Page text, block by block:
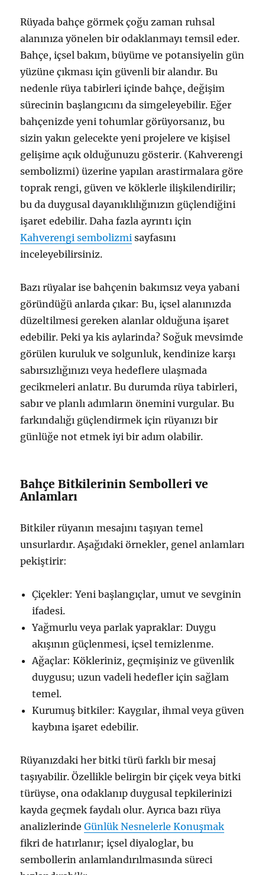
Rüyada bahçe görmek çoğu zaman ruhsal
alanınıza yönelen bir odaklanmayı temsil eder.
Bahçe, içsel bakım, büyüme ve potansiyelin gün
yüzüne çıkması için güvenli bir alandır. Bu
nedenle rüya tabirleri içinde bahçe, değişim
sürecinin başlangıcını da simgeleyebilir. Eğer
bahçenizde yeni tohumlar görüyorsanız, bu
sizin yakın gelecekte yeni projelere ve kişisel
gelişime açık olduğunuzu gösterir. (Kahverengi
sembolizmi) üzerine yapılan arastirmalara göre
toprak rengi, güven ve köklerle ilişkilendirilir;
bu da duygusal dayanıklılığınızın güçlendiğini
işaret edebilir. Daha fazla ayrıntı için
Kahverengi sembolizmi sayfasını
inceleyebilirsiniz.
Bazı rüyalar ise bahçenin bakımsız veya yabani
göründüğü anlarda çıkar: Bu, içsel alanınızda
düzeltilmesi gereken alanlar olduğuna işaret
edebilir. Peki ya kis aylarinda? Soğuk mevsimde
görülen kuruluk ve solgunluk, kendinize karşı
sabırsızlığınızı veya hedeflere ulaşmada
gecikmeleri anlatır. Bu durumda rüya tabirleri,
sabır ve planlı adımların önemini vurgular. Bu
farkındalığı güçlendirmek için rüyanızı bir
günlüğe not etmek iyi bir adım olabilir.
Bahçe Bitkilerinin Sembolleri ve
Anlamları
Bitkiler rüyanın mesajını taşıyan temel
unsurlardır. Aşağıdaki örnekler, genel anlamları
pekiştirir:
Çiçekler: Yeni başlangıçlar, umut ve sevginin
ifadesi.
Yağmurlu veya parlak yapraklar: Duygu
akışının güçlenmesi, içsel temizlenme.
Ağaçlar: Kökleriniz, geçmişiniz ve güvenlik
duygusu; uzun vadeli hedefler için sağlam
temel.
Kurumuş bitkiler: Kaygılar, ihmal veya güven
kaybına işaret edebilir.
Rüyanızdaki her bitki türü farklı bir mesaj
taşıyabilir. Özellikle belirgin bir çiçek veya bitki
türüyse, ona odaklanıp duygusal tepkilerinizi
kayda geçmek faydalı olur. Ayrıca bazı rüya
analizlerindeGünlük Nesnelerle Konuşmak
fikri de hatırlanır; içsel diyaloglar, bu
sembollerin anlamlandırılmasında süreci